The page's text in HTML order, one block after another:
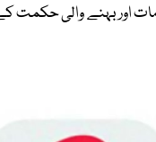
اور بہنے والی حکمت